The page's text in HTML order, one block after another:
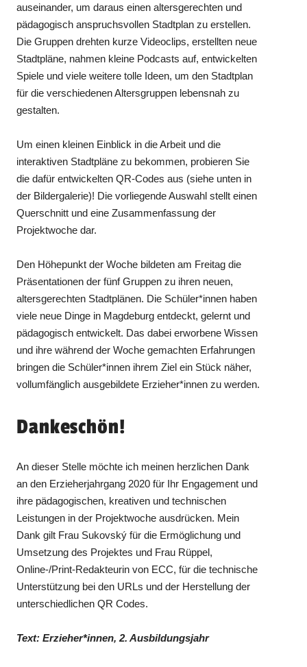
auseinander, um daraus einen altersgerechten und
pädagogisch anspruchsvollen Stadtplan zu erstellen.
Die Gruppen drehten kurze Videoclips, erstellten neue
Stadtpläne, nahmen kleine Podcasts auf, entwickelten
Spiele und viele weitere tolle Ideen, um den Stadtplan
für die verschiedenen Altersgruppen lebensnah zu
gestalten.
Um einen kleinen Einblick in die Arbeit und die
interaktiven Stadtpläne zu bekommen, probieren Sie
die dafür entwickelten QR-Codes aus (siehe unten in
der Bildergalerie)! Die vorliegende Auswahl stellt einen
Querschnitt und eine Zusammenfassung der
Projektwoche dar.
Den Höhepunkt der Woche bildeten am Freitag die
Präsentationen der fünf Gruppen zu ihren neuen,
altersgerechten Stadtplänen. Die Schüler*innen haben
viele neue Dinge in Magdeburg entdeckt, gelernt und
pädagogisch entwickelt. Das dabei erworbene Wissen
und ihre während der Woche gemachten Erfahrungen
bringen die Schüler*innen ihrem Ziel ein Stück näher,
vollumfänglich ausgebildete Erzieher*innen zu werden.
Dankeschön!
An dieser Stelle möchte ich meinen herzlichen Dank
an den Erzieherjahrgang 2020 für Ihr Engagement und
ihre pädagogischen, kreativen und technischen
Leistungen in der Projektwoche ausdrücken. Mein
Dank gilt Frau Sukovský für die Ermöglichung und
Umsetzung des Projektes und Frau Rüppel,
Online-/Print-Redakteurin von ECC, für die technische
Unterstützung bei den URLs und der Herstellung der
unterschiedlichen QR Codes.
Text: Erzieher*innen, 2. Ausbildungsjahr